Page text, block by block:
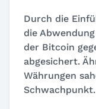
Durch die
die
der Bitcoin
abgesichert.
Währungen
Schwachpunkt.